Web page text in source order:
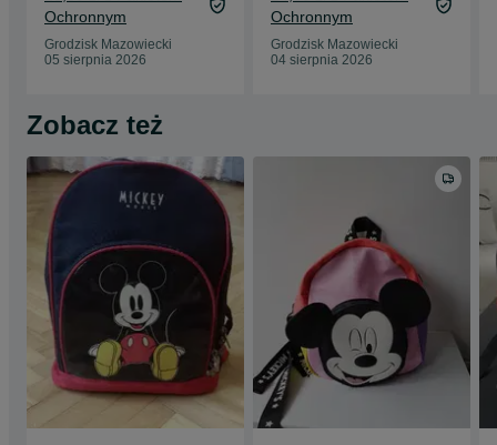
Ochronnym
Grodzisk Mazowiecki
05 sierpnia 2026
Ochronnym
Grodzisk Mazowiecki
04 sierpnia 2026
Zobacz też